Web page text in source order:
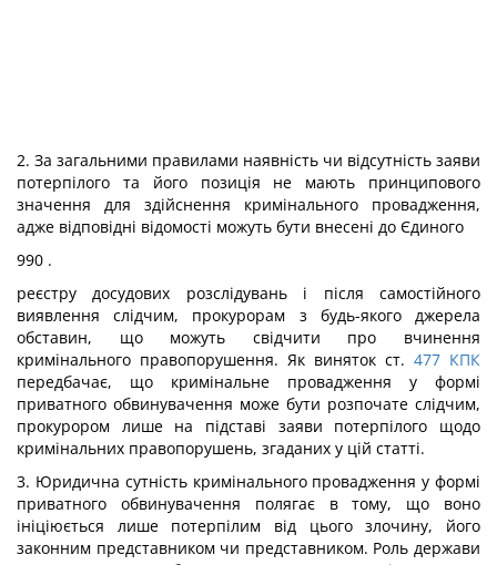
2. За загальними правилами наявність чи відсутність заяви
потерпілого та його позиція не мають принципового
значення для здійснення кримінального провадження,
адже відповідні відомості можуть бути внесені до Єдиного
990 .
реєстру досудових розслідувань і після самостійного
виявлення слідчим, прокурорам з будь-якого джерела
обставин, що можуть свідчити про вчинення
кримінального правопорушення. Як виняток ст. 477 КПК
передбачає, що кримінальне провадження у формі
приватного обвинувачення може бути розпочате слідчим,
прокурором лише на підставі заяви потерпілого щодо
кримінальних правопорушень, згаданих у цій статті.
3. Юридична сутність кримінального провадження у формі
приватного обвинувачення полягає в тому, що воно
ініціюється лише потерпілим від цього злочину, його
законним представником чи представником. Роль держави